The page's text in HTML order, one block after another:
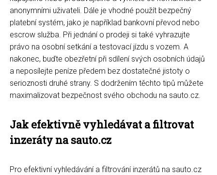
anonymními uživateli. Dále je vhodné použít bezpečný
platební systém, jako je například bankovní převod nebo
escrow služba. Při jednání o prodeji si také vyhrazujte
právo na osobní setkání a testovací jízdu s vozem. A
nakonec, buďte obezřetní při sdílení svých osobních údajů
a neposílejte peníze předem bez dostatečné jistoty o
serioznosti druhé strany. S dodržením těchto tipů můžete
maximalizovat bezpečnost svého obchodu na sauto.cz.
Jak efektivně vyhledávat a filtrovat
inzeráty na sauto.cz
Pro efektivní vyhledávání a filtrování inzerátů na sauto.cz